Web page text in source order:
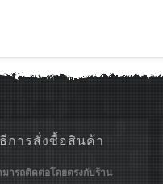
การสั่งซื้อสินค้า
มารถติดต่อโดยตรงกับร้าน